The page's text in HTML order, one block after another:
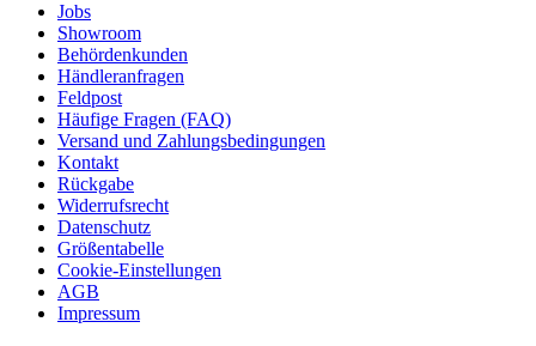
Jobs
Showroom
Behördenkunden
Händleranfragen
Feldpost
Häufige Fragen (FAQ)
Versand und Zahlungsbedingungen
Kontakt
Rückgabe
Widerrufsrecht
Datenschutz
Größentabelle
Cookie-Einstellungen
AGB
Impressum